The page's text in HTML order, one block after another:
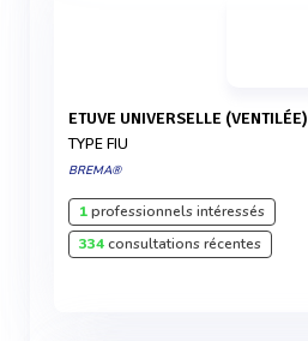
ETUVE UNIVERSELLE (VENTILÉE)
TYPE FIU
BREMA®
1professionnels intéressés
334consultations récentes